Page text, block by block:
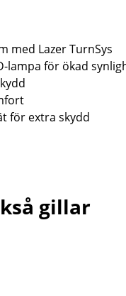
med Lazer TurnSys
lampa för ökad
för extra skydd
gillar